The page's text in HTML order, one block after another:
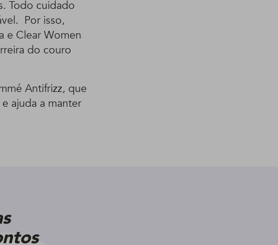
Todo cuidado
Por isso,
e Clear Women
do couro
Antifrizz, que
ajuda a manter